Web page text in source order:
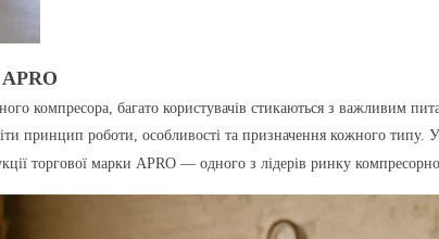
компресора, багато користувачів стикаються з
принцип роботи, особливості та призначення кожного типу.
торгової марки APRO — одного з лідерів ринку